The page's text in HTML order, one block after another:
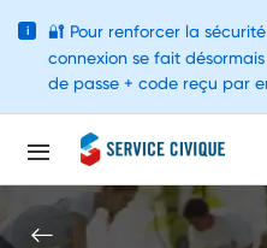
i 🔐 Pour renforcer la
connexion se fait
de passe + code reçu par